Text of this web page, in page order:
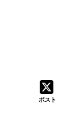
ポスト